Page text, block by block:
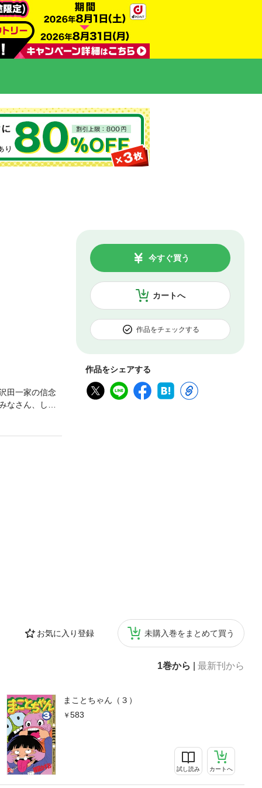
カートへ
今すぐ買う
作品をチェックする
作品をシェアする
お気に入り登録 未購入巻をまとめて買う
1巻から 最新刊から
まことちゃん（３）
583
試し読み カートへ
田一家の信念
さん、しっ